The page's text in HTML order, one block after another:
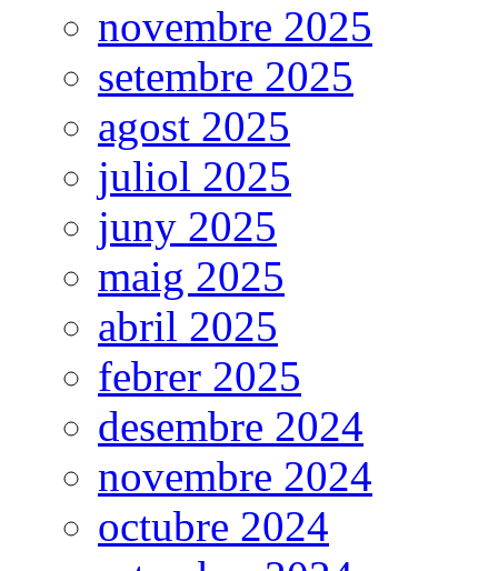
novembre 2025
setembre 2025
agost 2025
juliol 2025
juny 2025
maig 2025
abril 2025
febrer 2025
desembre 2024
novembre 2024
octubre 2024